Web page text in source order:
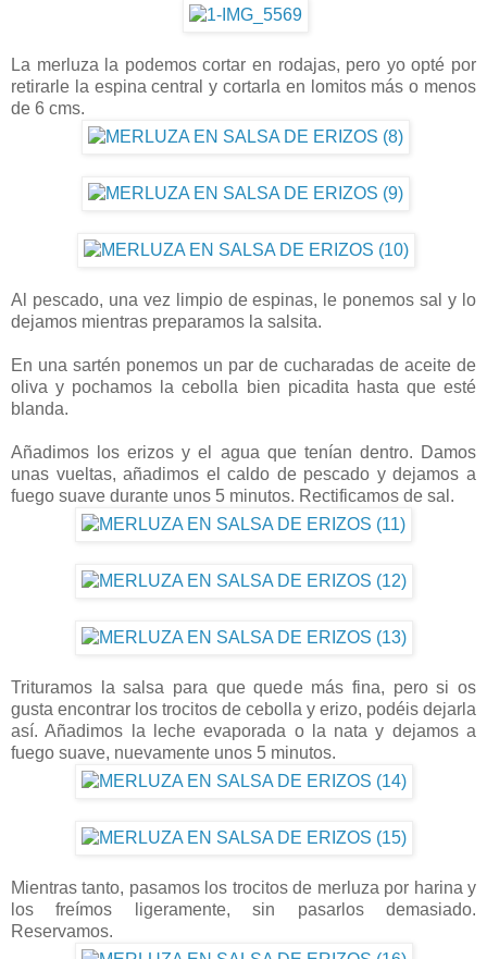
La merluza la podemos cortar en rodajas, pero yo opté por
retirarle la espina central y cortarla en lomitos más o menos
de 6 cms.
Al pescado, una vez limpio de espinas, le ponemos sal y lo
dejamos mientras preparamos la salsita.
En una sartén ponemos un par de cucharadas de aceite de
oliva y pochamos la cebolla bien picadita hasta que esté
blanda.
Añadimos los erizos y el agua que tenían dentro. Damos
unas vueltas, añadimos el caldo de pescado y dejamos a
fuego suave durante unos 5 minutos. Rectificamos de sal.
Trituramos la salsa para que quede más fina, pero si os
gusta encontrar los trocitos de cebolla y erizo, podéis dejarla
así. Añadimos la leche evaporada o la nata y dejamos a
fuego suave, nuevamente unos 5 minutos.
Mientras tanto, pasamos los trocitos de merluza por harina y
los freímos ligeramente, sin pasarlos demasiado.
Reservamos.